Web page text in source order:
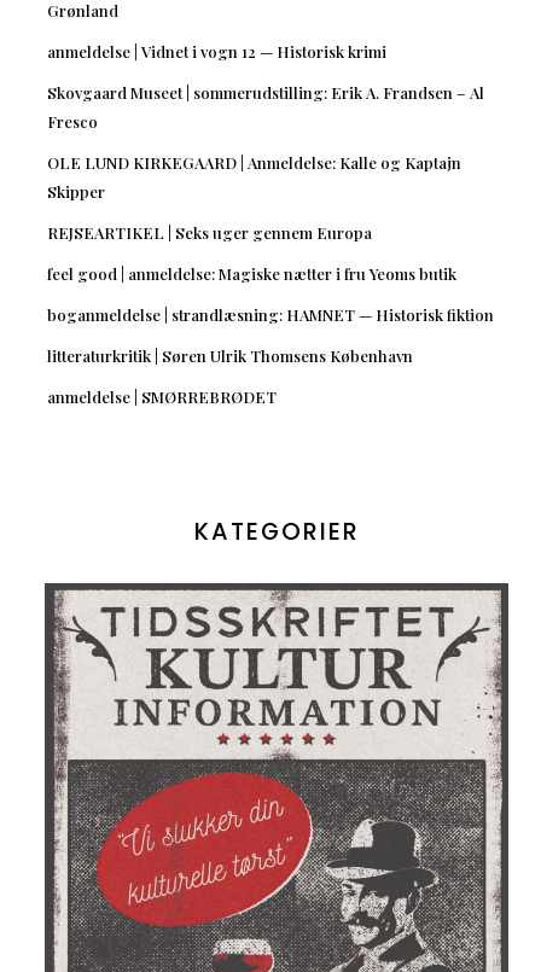
Grønland
anmeldelse | Vidnet i vogn 12 — Historisk krimi
Skovgaard Museet | sommerudstilling: Erik A. Frandsen – Al
Fresco
OLE LUND KIRKEGAARD | Anmeldelse: Kalle og Kaptajn
Skipper
REJSEARTIKEL | Seks uger gennem Europa
feel good | anmeldelse: Magiske nætter i fru Yeoms butik
boganmeldelse | strandlæsning: HAMNET — Historisk fiktion
litteraturkritik | Søren Ulrik Thomsens København
anmeldelse | SMØRREBRØDET
KATEGORIER